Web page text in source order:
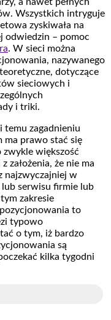
Wszystkich intryguje
zyskiwała na
odwiedzin – pomoc
. W sieci można
nazywanego
dotyczące
sieciowych i
i triki.
temu zagadnieniu
ma prawo stać się
większość
założenia, że nie ma
najzwyczajniej w
serwisu firmie lub
zakresie
to
typowo
o tym, iż bardzo
są
kilka tygodni